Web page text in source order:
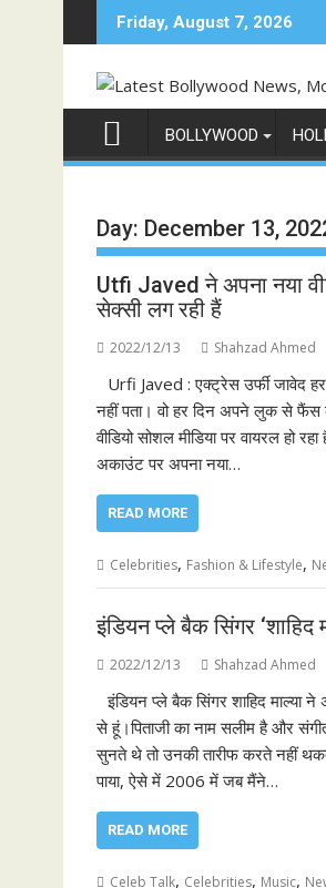
to
Friday, August 7, 2026
छात्रों के समर्थन में उतरीं एक्ट्रेस खुशी भारद्वाज,
BOLLYWOOD
Day: December 13,
Utfi Javed ने अपना नया
सेक्सी लग रही हैं
2022/12/13 Shahzad Ahmed
Urfi Javed : एक्ट्रेस उर्फी जावेद
नहीं पता। वो हर दिन अपने लुक से फैंस
वीडियो सोशल मीडिया पर वायरल
अकाउंट पर अपना नया…
READ MORE
Celebrities, Fashion & Lifestyle,
इंडियन प्ले बैक सिंगर ‘शाहिद
2022/12/13 Shahzad Ahmed
इंडियन प्ले बैक सिंगर शाहिद माल्या
से हूं।पिताजी का नाम सलीम है और
सुनते थे तो उनकी तारीफ करते नहीं थकते
पाया, ऐसे में 2006 में जब मैंने…
READ MORE
Celeb Talk, Celebrities, Music,